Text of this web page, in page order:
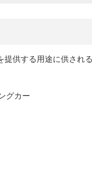
供する用途に供され
グカー